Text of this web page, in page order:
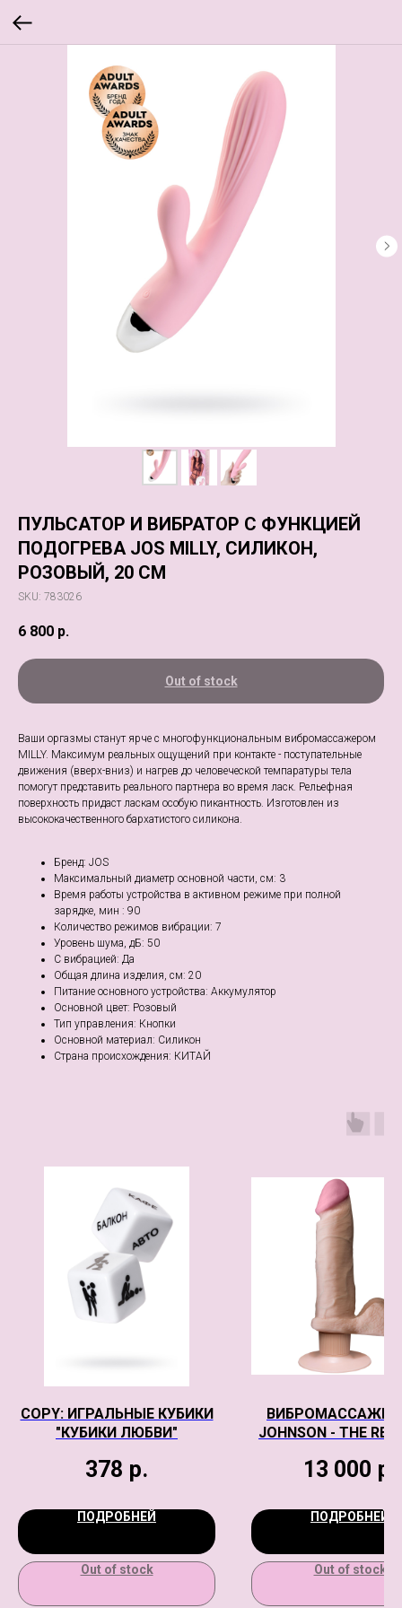
ПУЛЬСАТОР И ВИБРАТОР С ФУНКЦИЕЙ
ПОДОГРЕВА JOS MILLY, СИЛИКОН,
РОЗОВЫЙ, 20 СМ
SKU: 783026
6 800 р.
Out of stock
Ваши оргазмы станут ярче с многофункциональным вибромассажером
MILLY. Максимум реальных ощущений при контакте - поступательные
движения (вверх-вниз) и нагрев до человеческой темпаратуры тела
помогут представить реального партнера во время ласк. Рельефная
поверхность придаст ласкам особую пикантность. Изготовлен из
высококачественного бархатистого силикона.
Бренд: JOS
Максимальный диаметр основной части, см: 3
Время работы устройства в активном режиме при полной
зарядке, мин : 90
Количество режимов вибрации: 7
Уровень шума, дБ: 50
С вибрацией: Да
Общая длина изделия, см: 20
Питание основного устройства: Аккумулятор
Основной цвет: Розовый
Тип управления: Кнопки
Основной материал: Силикон
Страна происхождения: КИТАЙ
COPY: ИГРАЛЬНЫЕ КУБИКИ
"КУБИКИ ЛЮБВИ"
378 р.
ПОДРОБНЕЙ
Out of stock
ВИБРОМАССАЖЕР
JOHNSON - THE
13 000 р.
ПОДРОБНЕЙ
Out of stock